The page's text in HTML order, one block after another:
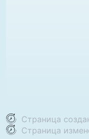
Страница
Страница